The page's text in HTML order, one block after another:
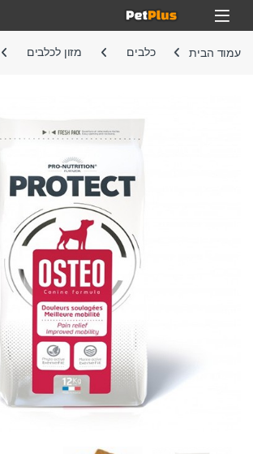
Skip to navigation
Skip to content
Open
עמוד הבית כלבים מזון לכלבים